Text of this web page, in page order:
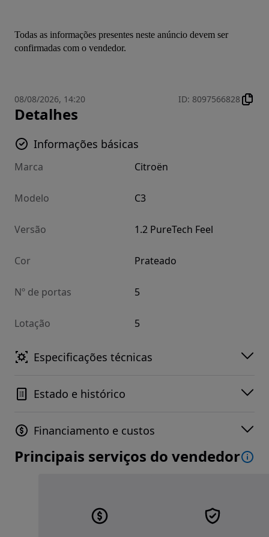
Todas as informações presentes neste anúncio devem ser
confirmadas com o vendedor.
08/08/2026, 14:20 ID: 8097566828
Detalhes
Informações básicas
Marca Citroën
Modelo C3
Versão 1.2 PureTech Feel
Cor Prateado
Nº de portas 5
Lotação 5
Especificações técnicas
Estado e histórico
Financiamento e custos
Principais serviços do vendedor